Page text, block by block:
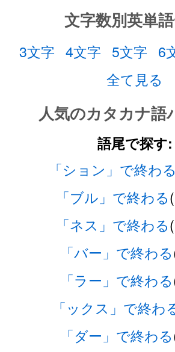
文字数別英単
3文字 4文字 5文字 6
全て見る
人気のカタカナ語
語尾で探す:
「ション」で終わる
「ブル」で終わる
「ネス」で終わる
「バー」で終わる
「ラー」で終わる
「ックス」で終わ
「ダー」で終わる